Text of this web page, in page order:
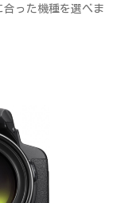
った機種を選べま